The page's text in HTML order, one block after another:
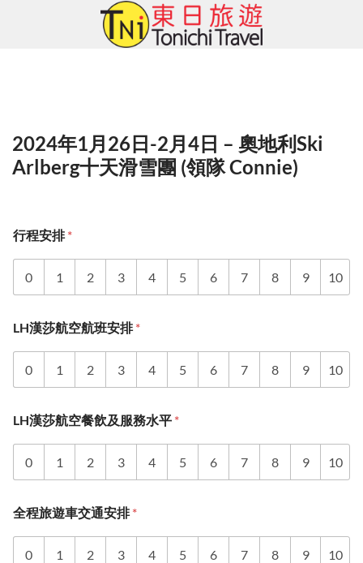
2024年1月26日-2月4日 – 奧地利Ski
Arlberg十天滑雪團 (領隊 Connie)
行程安排*
0 1 2 3 4 5 6 7 8 9 10
LH漢莎航空航班安排*
0 1 2 3 4 5 6 7 8 9 10
LH漢莎航空餐飲及服務水平 *
0 1 2 3 4 5 6 7 8 9 10
全程旅遊車交通安排*
0 1 2 3 4 5 6 7 8 9 10